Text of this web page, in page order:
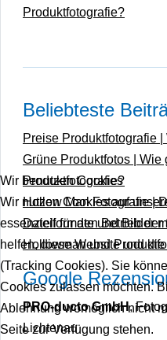
Produktfotografie?
Beliebteste
Preise Produktfotografie
Grüne Produktfotos | Wie
Produktfotografie?
Hollow Man Fotografie |
Dateiformate und Bilder
Hollowman und
Google
PRO-ducto GmbH,
Lichtenau
Wir benutzen Cookies
Wir nutzen Cookies auf
essenziell für den Betrieb
helfen, diese Website und
(Tracking Cookies). Sie
Cookies zulassen möchten.
Ablehnung womöglich nicht
Seite zur Verfügung stehen.